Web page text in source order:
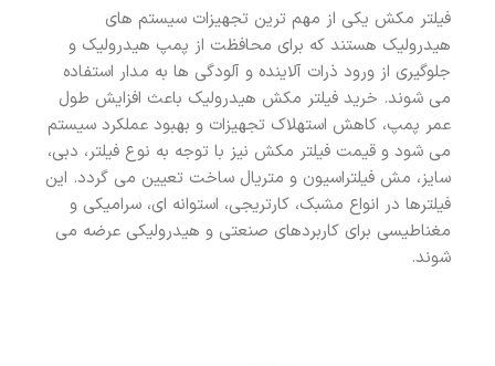
فیلتر مکش یکی از مهم ترین تجهیزات سیستم های
هیدرولیک هستند که برای محافظت از پمپ هیدرولیک و
جلوگیری از ورود ذرات آلاینده و آلودگی ها به مدار استفاده
می شوند. خرید فیلتر مکش هیدرولیک باعث افزایش طول
عمر پمپ، کاهش استهلاک تجهیزات و بهبود عملکرد سیستم
می شود و قیمت فیلتر مکش نیز با توجه به نوع فیلتر، دبی،
سایز، مش فیلتراسیون و متریال ساخت تعیین می گردد. این
فیلترها در انواع مشبک، کارتریجی، استوانه ای، سرامیکی و
مغناطیسی برای کاربردهای صنعتی و هیدرولیکی عرضه می
شوند.